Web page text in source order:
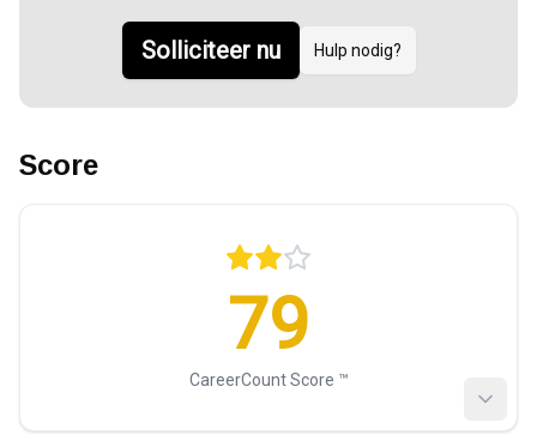
Solliciteer nu Hulp nodig?
Score
79
CareerCount Score ™️